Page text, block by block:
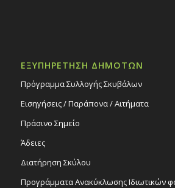
ΕΞΥΠΗΡΕΤΗΣΗ ΔΗΜΟΤΩΝ
Πρόγραμμα Συλλογής Σκυβάλων
Εισηγήσεις / Παράπονα / Αιτήματα
Πράσινο Σημείο
Άδειες
Διατήρηση Σκύλου
Προγράμματα Ανακύκλωσης Ιδιωτικών